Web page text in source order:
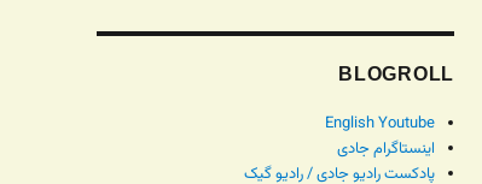
BLOGROLL
English Youtube
اینستاگرام جادی
پادکست رادیو جادی / رادیو گیک